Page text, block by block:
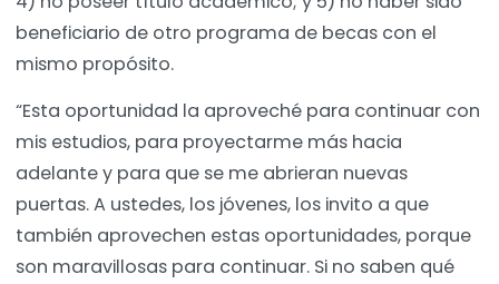
beneficiario de otro programa de becas con el
mismo propósito.
“Esta oportunidad la aproveché para continuar con
mis estudios, para proyectarme más hacia
adelante y para que se me abrieran nuevas
puertas. A ustedes, los jóvenes, los invito a que
también aprovechen estas oportunidades, porque
son maravillosas para continuar. Si no saben qué